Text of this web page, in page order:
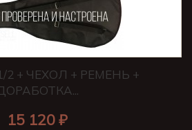
2 + ЧЕХОЛ + РЕМЕНЬ +
15 120 ₽